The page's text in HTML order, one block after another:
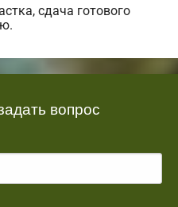
сдача готового
вопрос